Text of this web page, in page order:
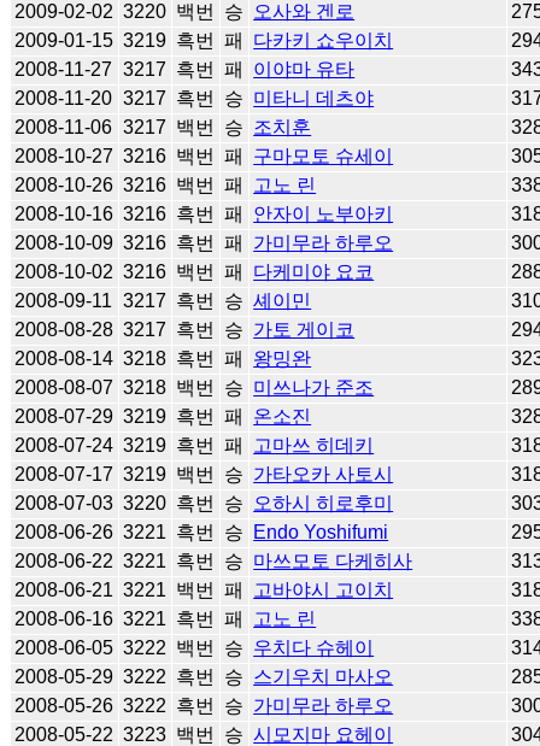
2009-02-02 3220 백번 승 오사와 겐로
2009-01-15 3219 흑번 패 다카키 쇼우이치
2008-11-27 3217 흑번 패 이야마 유타
2008-11-20 3217 흑번 승 미타니 데츠야
2008-11-06 3217 백번 승 조치훈
2008-10-27 3216 백번 패 구마모토 슈세이
2008-10-26 3216 백번 패 고노 린
2008-10-16 3216 흑번 패 안자이 노부아키
2008-10-09 3216 흑번 패 가미무라 하루오
2008-10-02 3216 백번 패 다케미야 요코
2008-09-11 3217 흑번 승 셰이민
2008-08-28 3217 흑번 승 가토 게이코
2008-08-14 3218 흑번 패 왕밍완
2008-08-07 3218 백번 승 미쓰나가 준조
2008-07-29 3219 흑번 패 온소진
2008-07-24 3219 흑번 패 고마쓰 히데키
2008-07-17 3219 백번 승 가타오카 사토시
2008-07-03 3220 흑번 승 오하시 히로후미
2008-06-26 3221 흑번 승 Endo Yoshifumi
2008-06-22 3221 흑번 승 마쓰모토 다케히사
2008-06-21 3221 백번 패 고바야시 고이치
2008-06-16 3221 흑번 패 고노 린
2008-06-05 3222 백번 승 우치다 슈헤이
2008-05-29 3222 흑번 승 스기우치 마사오
2008-05-26 3222 흑번 승 가미무라 하루오
2008-05-22 3223 백번 승 시모지마 요헤이